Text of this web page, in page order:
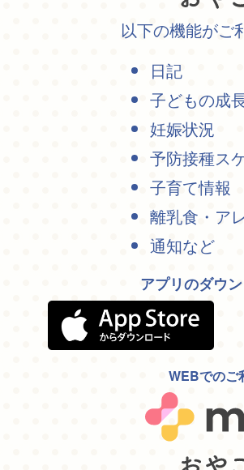
以下の機能がご
日記
子どもの成
妊娠状況
予防接種ス
子育て情報
離乳食・ア
通知など
アプリのダウ
WEBでのご